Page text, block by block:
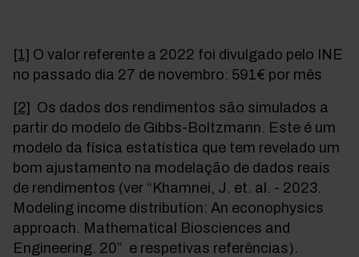
[1] O valor referente a 2022 foi divulgado pelo INE
no passado dia 27 de novembro: 591€ por mês
[2] Os dados dos rendimentos são simulados a
partir do modelo de Gibbs-Boltzmann . Este é um
modelo da física estatística que tem revelado um
bom ajustamento na modelação de dados reais
de rendimentos (ver “Khamnei, J. et. al. - 2023.
Modeling income distribution: An econophysics
approach. Mathematical Biosciences and
Engineering. 20” e respetivas referências).